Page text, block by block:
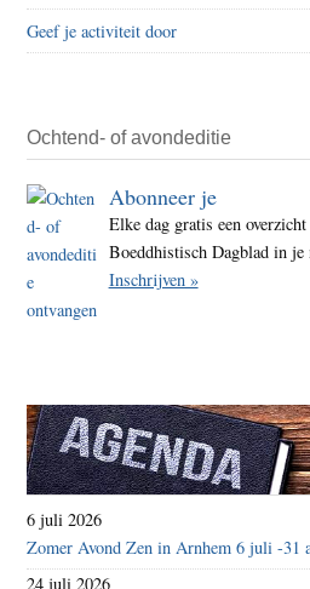
Geef je activiteit door
Ochtend- of avondeditie
Abonneer je
Elke dag gratis een
Boeddhistisch Dagblad in je
Inschrijven »
6 juli 2026
Zomer Avond Zen in Arnhem 6 juli -31
24 juli 2026